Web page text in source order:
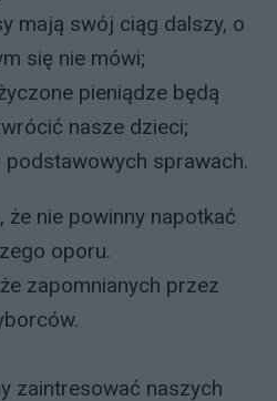
mają swój ciąg dalszy, o
się nie mówi;
pieniądze będą
nasze dzieci;
sprawach.
że nie powinny napotkać
oporu.
zapomnianych przez
zaintresować naszych